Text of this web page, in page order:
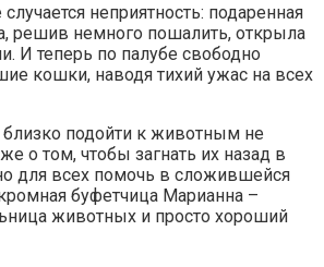
неприятность: подаренная
решив немного пошалить, открыла
И теперь по палубе свободно
кошки, наводя тихий ужас на всех
подойти к животным не
о том, чтобы загнать их назад в
для всех помочь в сложившейся
буфетчица Марианна –
животных и просто хороший